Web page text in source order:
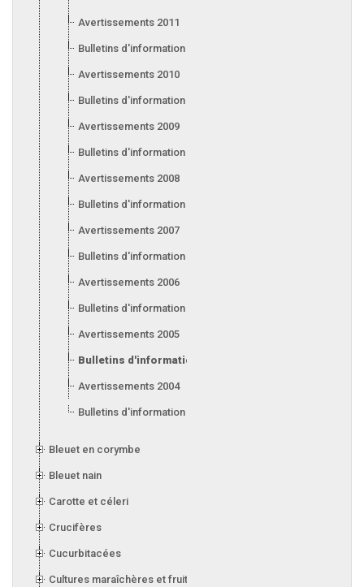
Avertissements 2011
Bulletins d'information 2011
Avertissements 2010
Bulletins d'information 2010
Avertissements 2009
Bulletins d'information 2009
Avertissements 2008
Bulletins d'information 2008
Avertissements 2007
Bulletins d'information 2007
Avertissements 2006
Bulletins d'information 2006
Avertissements 2005
Bulletins d'information 2005
Avertissements 2004
Bulletins d'information 2004
Bleuet en corymbe
Bleuet nain
Carotte et céleri
Crucifères
Cucurbitacées
Cultures maraîchères et fruitières en serre